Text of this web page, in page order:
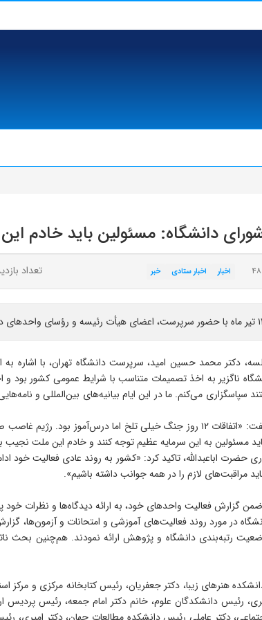
دانشگاه: مسئولین باید خادم
اخبار اخبار ستادی خبر تعداد
دکتر محمد حسین امید، سرپرست دانشگاه تهران، با
ناگزیر به اخذ تصمیمات متناسب با شرایط عمومی کشور بود و
سپاسگزاری می‌کنم. ما در این ایام بیانیه‌های بین‌المللی و
دکتر امید هم‌چنین با اشاره به نقش مردم در حوادث اخیر گفت: «اتفاقات
مسئولین به این سرمایه عظیم توجه کنند و خادم این ملت نجیب
حضرت اباعبدالله، تاکید کرد: «کشور به روند عادی فعالیت
مراقبت‌های لازم را در همه جوانب داشته باشیم».
گزارش فعالیت واحدهای خود، به ارائه دیدگاه‌ها و نظرات خود
در مورد روند فعالیت‌های آموزشی و امتحانات و آزمون‌ها،
رتبه‌بندی دانشگاه و پژوهش ارائه نمودند. هم‌چنین
هنرهای زیبا، دکتر جعفریان، رئیس کتابخانه مرکزی و مرکز
رئیس دانشکدگان علوم، خانم دکتر امام جمعه، رئیس پردیس